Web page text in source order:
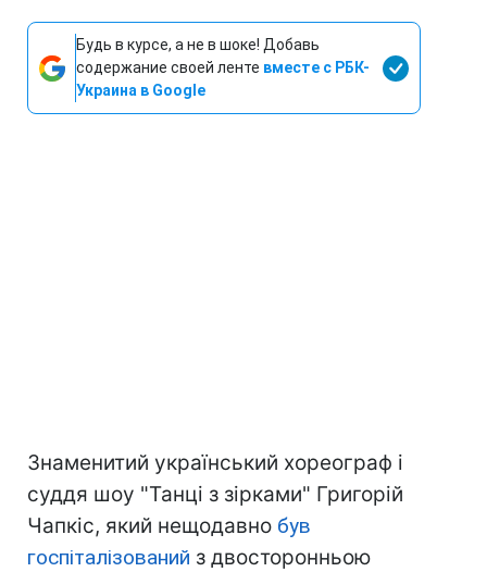
Будь в курсе, а не в шоке! Добавь
содержание своей ленте вместе с РБК-
Украина в Google
Знаменитий український хореограф і
суддя шоу "Танці з зірками" Григорій
Чапкіс, який нещодавно був
госпіталізований з двосторонньою